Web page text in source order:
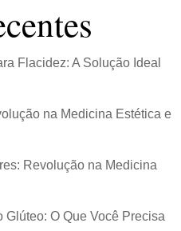
Flacidez: A Solução Ideal
na Medicina Estética e
Revolução na Medicina
O Que Você Precisa